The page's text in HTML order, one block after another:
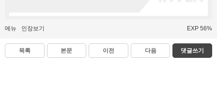
메뉴 인장보기 EXP 56%
목록 본문 이전 다음 댓글쓰기